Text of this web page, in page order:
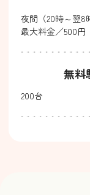
夜間（20時～翌8
最大料金／500円
無料
200台